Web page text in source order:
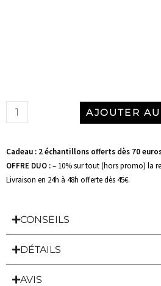
AJOUTER
Cadeau : 2 échantillons offerts dès 70
OFFRE DUO :– 10% sur tout (hors promo) la
Livraison en 24h à 48h offerte dès 45€.
CONSEILS
DÉTAILS
AVIS